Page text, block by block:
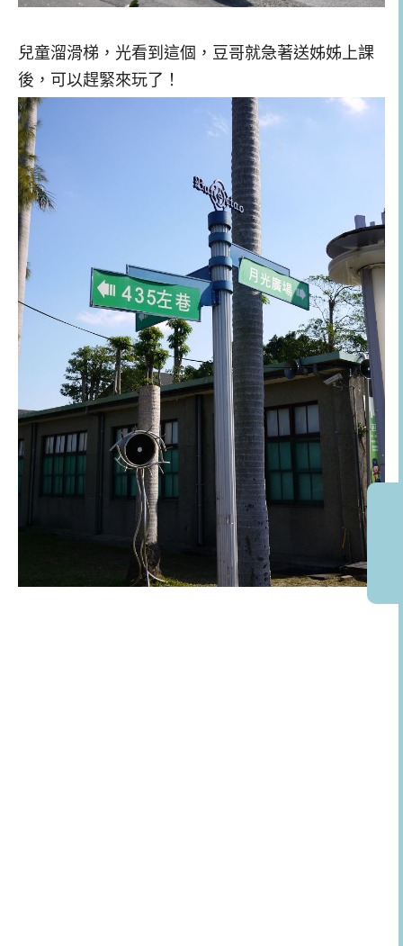
兒童溜滑梯，光看到這個，豆哥就急著送姊姊上課
後，可以趕緊來玩了！